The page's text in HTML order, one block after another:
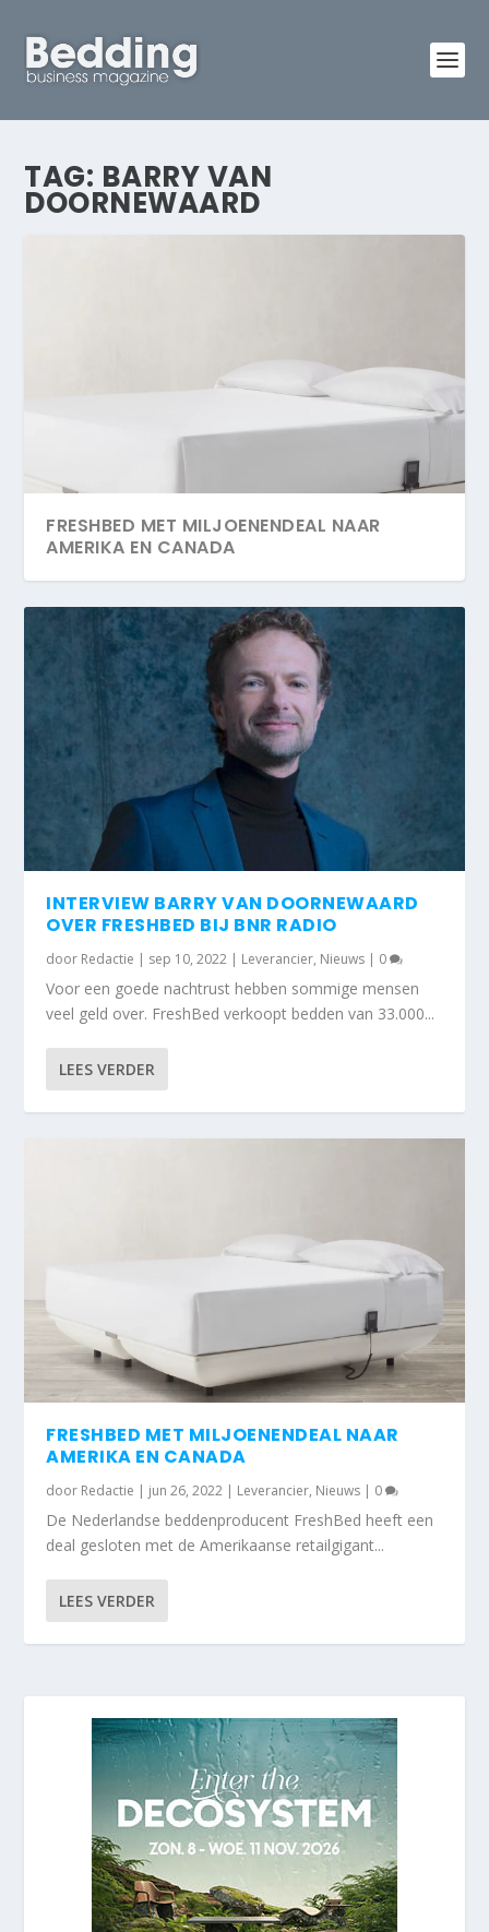
TAG: BARRY VAN
DOORNEWAARD
FRESHBED MET MILJOENENDEAL NAAR
AMERIKA EN CANADA
INTERVIEW BARRY VAN DOORNEWAARD
OVER FRESHBED BIJ BNR RADIO
door Redactie | sep 10, 2022 | Leverancier, Nieuws | 0
Voor een goede nachtrust hebben sommige mensen
veel geld over. FreshBed verkoopt bedden van 33.000...
LEES VERDER
FRESHBED MET MILJOENENDEAL NAAR
AMERIKA EN CANADA
door Redactie | jun 26, 2022 | Leverancier, Nieuws | 0
De Nederlandse beddenproducent FreshBed heeft een
deal gesloten met de Amerikaanse retailgigant...
LEES VERDER